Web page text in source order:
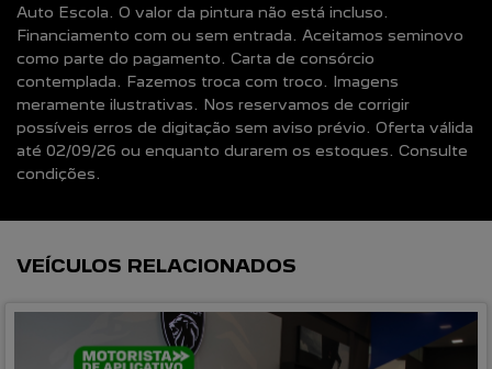
Auto Escola. O valor da pintura não está incluso.
Financiamento com ou sem entrada. Aceitamos seminovo
como parte do pagamento. Carta de consórcio
contemplada. Fazemos troca com troco. Imagens
meramente ilustrativas. Nos reservamos de corrigir
possíveis erros de digitação sem aviso prévio. Oferta válida
até 02/09/26 ou enquanto durarem os estoques. Consulte
condições.
VEÍCULOS RELACIONADOS